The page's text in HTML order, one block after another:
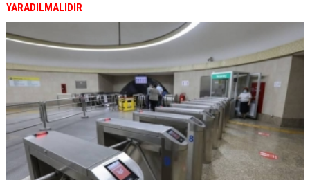
YARADILMALIDIR